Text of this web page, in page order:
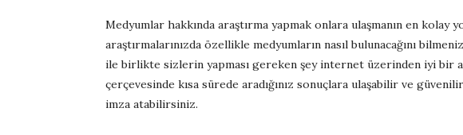
Medyumlar hakkında araştırma yapmak onlara ulaşmanın en kolay
araştırmalarınızda özellikle medyumların nasıl bulunacağını
ile birlikte sizlerin yapması gereken şey internet üzerinden iyi bir
çerçevesinde kısa sürede aradığınız sonuçlara ulaşabilir ve
imza atabilirsiniz.